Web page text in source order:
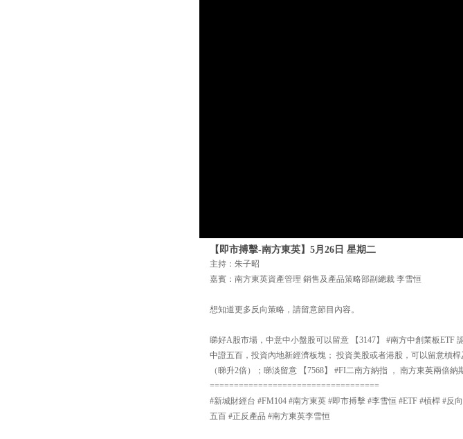
【即市搏擊-南方東英】5月26日 星期二
主持：朱子昭
嘉賓：南方東英資產管理 銷售及產品策略部副總裁 李雪恒
想知道更多反向策略，請留意節目內容。
睇好A股市場，中意中小盤股可以留意 【3147】 #南方中創業板ETF
中證五百，投資內地新經濟板塊； 投資美股或者港股，可以留意槓
（睇升2倍）；睇淡留意 【7568】 #FI二南方納指 ， 南方東英兩倍
===================================
#新城財經台 #FM104 #南方東英 #即市搏擊 #李雪恒 #ETF #槓桿 #反
五百 #正反產品 #南方東英李雪恒